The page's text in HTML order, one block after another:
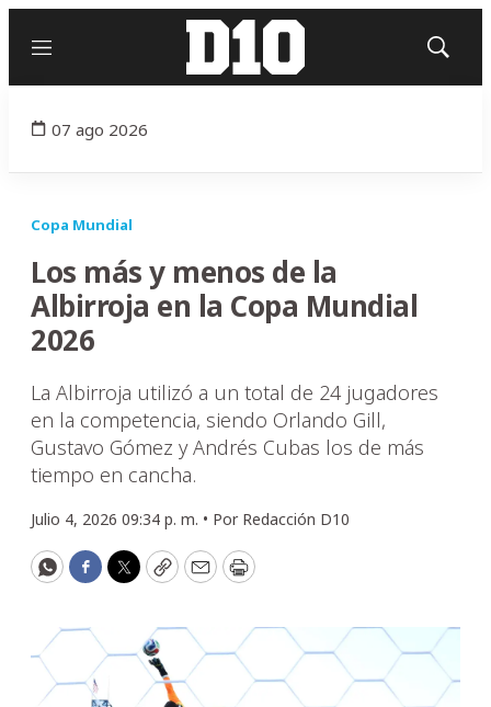
Menú
Mostrar
07 ago 2026
Copa Mundial
Los más y menos de la
Albirroja en la Copa Mundial
2026
La Albirroja utilizó a un total de 24 jugadores
en la competencia, siendo Orlando Gill,
Gustavo Gómez y Andrés Cubas los de más
tiempo en cancha.
Julio 4, 2026 09:34 p. m. • Por Redacción D10
WhatsApp
Facebook
Twitter
CopyEmailPrint